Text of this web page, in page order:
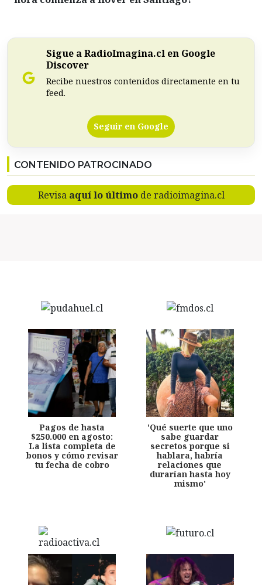
Sigue a RadioImagina.cl en Google
Discover
Recibe nuestros contenidos directamente en tu
feed.
Seguir en Google
CONTENIDO PATROCINADO
Revisa aquí lo últimode radioimagina.cl
Pagos de hasta
$250.000 en agosto:
La lista completa de
bonos y cómo revisar
tu fecha de cobro
'Qué suerte que uno
sabe guardar
secretos porque si
hablara, habría
relaciones que
durarían hasta hoy
mismo'